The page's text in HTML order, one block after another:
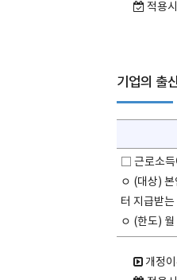
적용
기업의 출
□ 근로소
ㅇ (대상)
터 지급받는
ㅇ (한도)
개정